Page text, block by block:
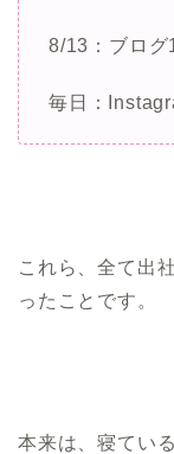
8/13：ブログ
毎日：
これら、全て出
ったことです。
本来は、寝てい